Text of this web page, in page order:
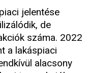
jelentése
de
száma. 2022
a lakáspiaci
alacsony